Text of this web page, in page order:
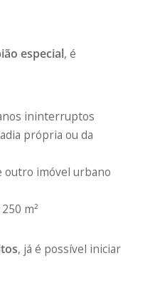
especial, é
ininterruptos
própria ou da
imóvel urbano
m²
, já é possível iniciar